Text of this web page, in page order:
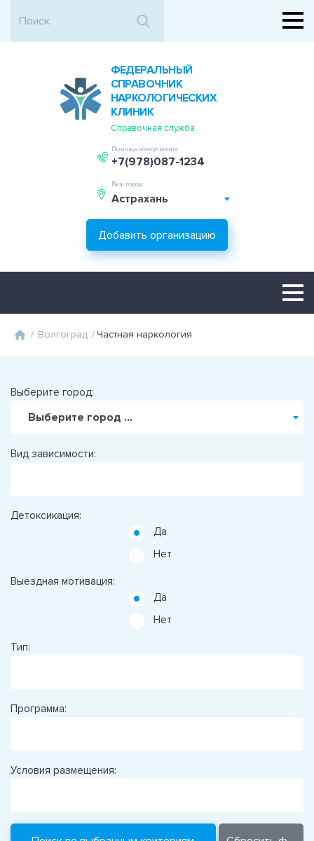
ФЕДЕРАЛЬНЫЙ
СПРАВОЧНИК
НАРКОЛОГИЧЕСКИХ
КЛИНИК
Справочная служба
Помощь консультанта
+7(978)087-1234
Ваш город:
Астрахань
Добавить организацию
/ Волгоград /Частная наркология
Выберите город:
Выберите город ...
Вид зависимости:
Детоксикация:
Да
Нет
Выездная мотивация:
Да
Нет
Тип:
Программа:
Условия размещения: